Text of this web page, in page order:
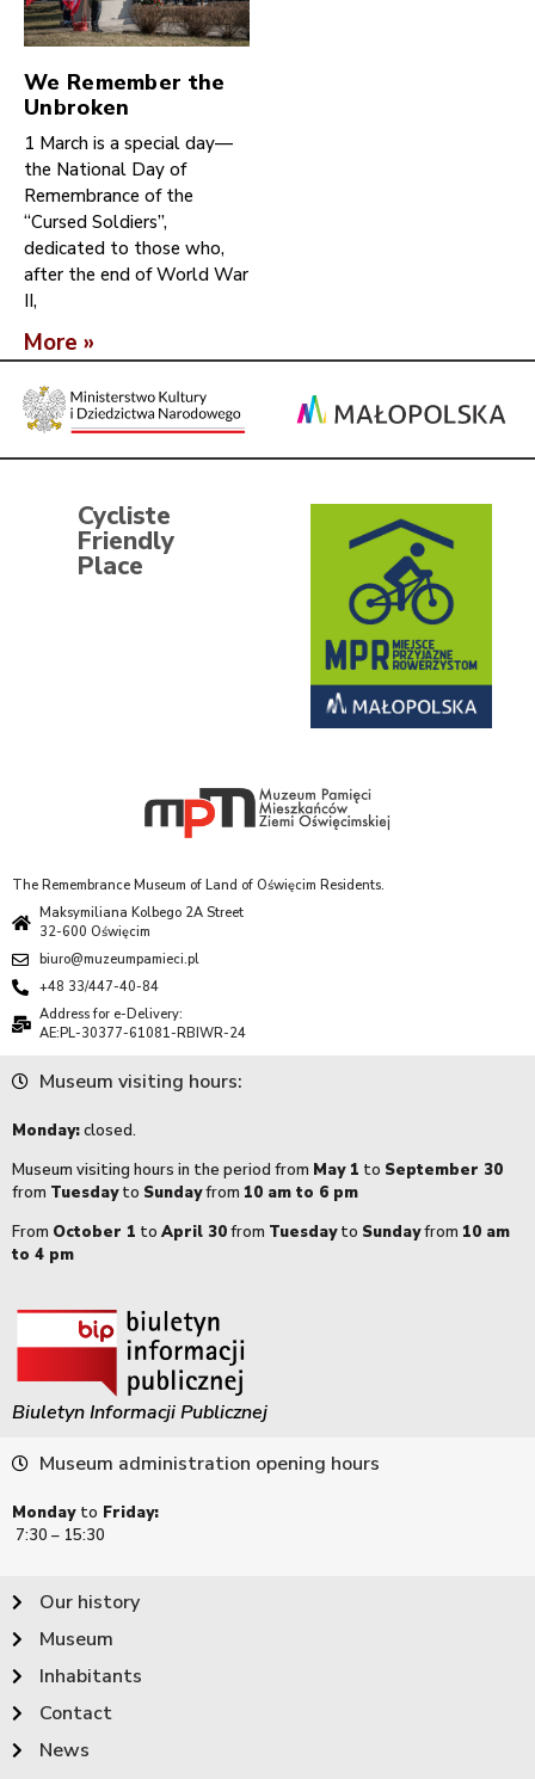
We Remember the
Unbroken
1 March is a special day—
the National Day of
Remembrance of the
“Cursed Soldiers”,
dedicated to those who,
after the end of World War
II,
More »
Cycliste
Friendly
Place
The Remembrance Museum of Land of Oświęcim Residents.
Maksymiliana Kolbego 2A Street
32-600 Oświęcim
biuro@muzeumpamieci.pl
+48 33/447-40-84
Address for e-Delivery:
AE:PL-30377-61081-RBIWR-24
Museum visiting hours:
Monday:closed.
Museum visiting hours in the period from May 1 to September 30
from Tuesdayto Sundayfrom 10 am to 6 pm
From October 1 to April 30from Tuesdayto Sundayfrom 10 am
to 4 pm
Biuletyn Informacji Publicznej
Museum administration opening hours
Monday to Friday:
7:30 – 15:30
Our history
Museum
Inhabitants
Contact
News